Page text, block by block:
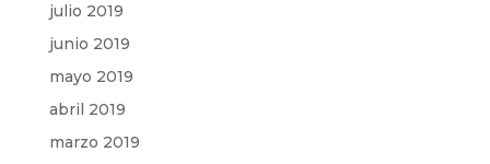
julio 2019
junio 2019
mayo 2019
abril 2019
marzo 2019